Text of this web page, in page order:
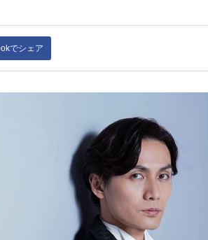
でシェア